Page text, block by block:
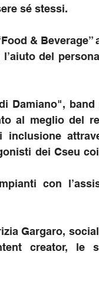
sé stessi.
& Beverage”
del
Damiano", band
al meglio del
inclusione
dei Cseu
con
Gargaro,
creator, le